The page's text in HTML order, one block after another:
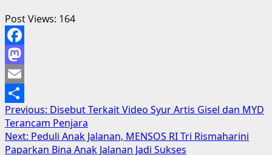
Post Views: 164
Facebook
Mastodon
Email
Share
Post
navigation
Previous: Disebut Terkait Video Syur Artis Gisel dan MYD
Terancam Penjara
Next: Peduli Anak Jalanan, MENSOS RI Tri Rismaharini
Paparkan Bina Anak Jalanan Jadi Sukses